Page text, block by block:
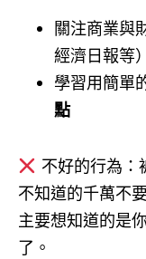
關注商業與
經濟日報等
學習用簡單
點
不好的行為：
不知道的千萬不
主要想知道的是
了。